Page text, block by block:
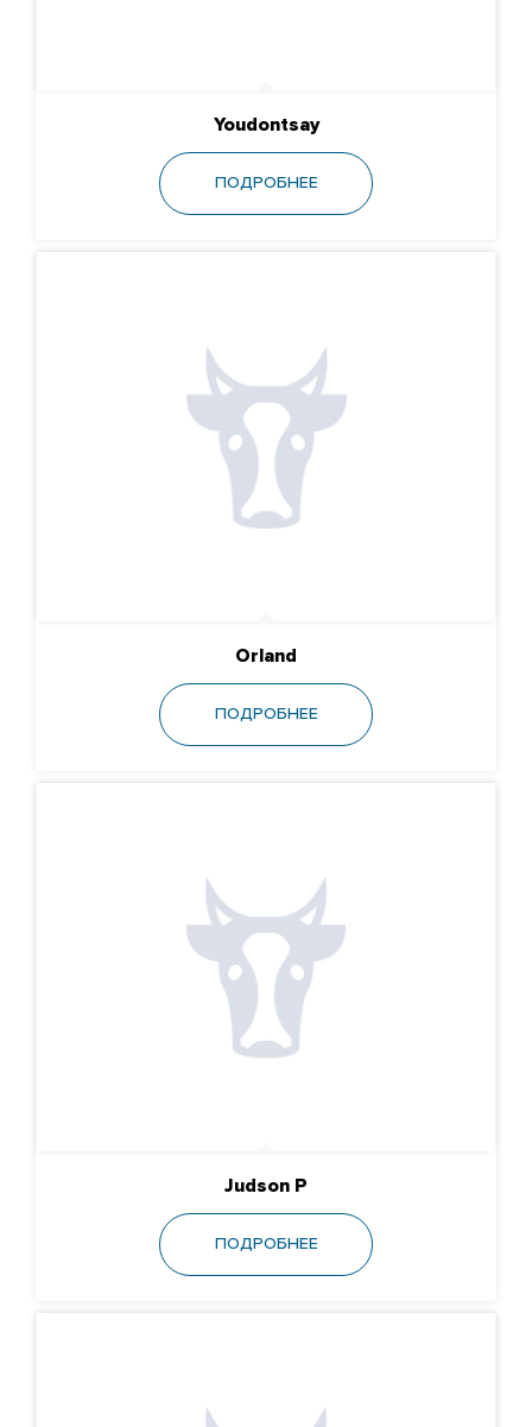
Youdontsay
ПОДРОБНЕЕ
Orland
ПОДРОБНЕЕ
Judson P
ПОДРОБНЕЕ